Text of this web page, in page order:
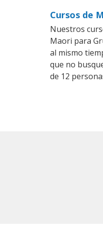
Cursos de
Nuestros
Maori para
al mismo
que no
de 12